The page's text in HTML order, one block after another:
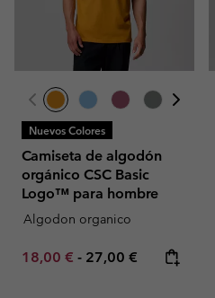
Nuevos Colores
Camiseta de algodón
orgánico CSC Basic
Logo™ para hombre
Algodon organico
Minimum sale price:
18,00 € - Maximum price:
27,00 €